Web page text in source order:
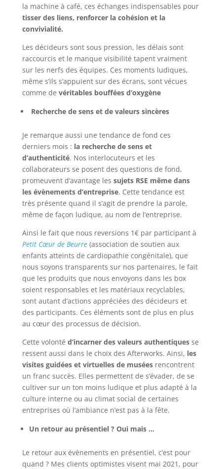
la machine à café, ces échanges indispensables pour
tisser des liens, renforcer la cohésion et la
convivialité.
Les décideurs sont sous pression, les délais sont
raccourcis et le manque visibilité tapent vraiment
sur les nerfs des équipes. Ces moments ludiques,
même s’ils s’appuient sur des écrans, sont vécues
comme de véritables bouffées d’oxygène
Recherche de sens et de valeurs sincères
Je remarque aussi une tendance de fond ces
derniers mois : la recherche de sens et
d’authenticité. Nos interlocuteurs et les
collaborateurs se posent des questions de fond,
promeuvent d’avantage les sujets RSE même dans
les évènements d’entreprise. Cette tendance est
très présente quand il s’agit de prendre la parole,
même de façon ludique, au nom de l’entreprise.
Ainsi le fait que nous reversions 1€ par participant à
Petit Cœur de Beurre(association de soutien aux
enfants atteints de cardiopathie congénitale), que
nous soyons transparents sur nos partenaires, le fait
que les produits que nous envoyons dans les box
soient responsables et les matériaux recyclables,
sont autant d’actions appréciées des décideurs et
des participants. Ces éléments sont de plus en plus
au cœur des processus de décision.
Cette volonté d’incarner des valeurs authentiquesse
ressent aussi dans le choix des Afterworks. Ainsi, les
visites guidées et virtuelles de muséesrencontrent
un franc succès. Elles permettent de s’évader, de se
cultiver sur un ton moins ludique et plus adapté à la
culture interne ou au climat social de certaines
entreprises où l’ambiance n’est pas à la fête.
Un retour au présentiel ? Oui mais …
Le retour aux évènements en présentiel, c’est pour
quand ? Mes clients optimistes visent mai 2021, pour